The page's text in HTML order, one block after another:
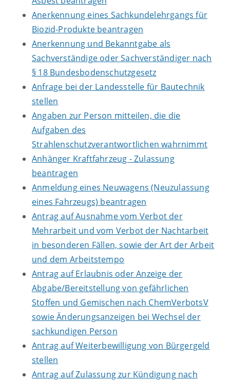
Anerkennung eines Sachkundelehrgangs für
Biozid-Produkte beantragen
Anerkennung und Bekanntgabe als
Sachverständige oder Sachverständiger nach
§ 18 Bundesbodenschutzgesetz
Anfrage bei der Landesstelle für Bautechnik
stellen
Angaben zur Person mitteilen, die die
Aufgaben des
Strahlenschutzverantwortlichen wahrnimmt
Anhänger Kraftfahrzeug - Zulassung
beantragen
Anmeldung eines Neuwagens (Neuzulassung
eines Fahrzeugs) beantragen
Antrag auf Ausnahme vom Verbot der
Mehrarbeit und vom Verbot der Nachtarbeit
in besonderen Fällen, sowie der Art der Arbeit
und dem Arbeitstempo
Antrag auf Erlaubnis oder Anzeige der
Abgabe/Bereitstellung von gefährlichen
Stoffen und Gemischen nach ChemVerbotsV
sowie Änderungsanzeigen bei Wechsel der
sachkundigen Person
Antrag auf Weiterbewilligung von Bürgergeld
stellen
Antrag auf Zulassung zur Kündigung nach